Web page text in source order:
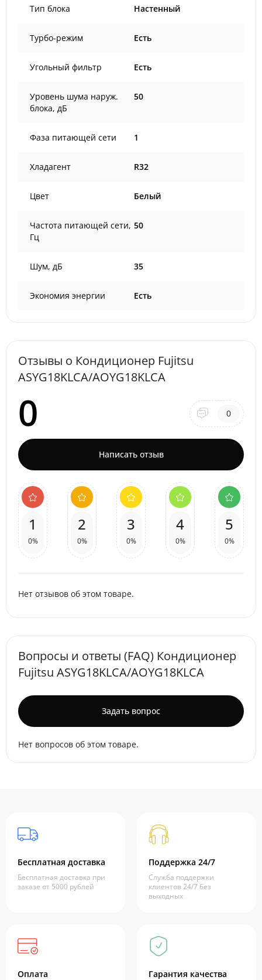
Тип блока Настенный
Турбо-режим Есть
Угольный фильтр Есть
Уровень шума наруж.
блока, дБ
50
Фаза питающей сети 1
Хладагент R32
Цвет Белый
Частота питающей сети,
Гц
50
Шум, дБ 35
Экономия энергии Есть
Отзывы о Кондиционер Fujitsu
ASYG18KLCA/AOYG18KLCA
0 0
Написать отзыв
1
0%
2
0%
3
0%
4
0%
5
0%
Нет отзывов об этом товаре.
Вопросы и ответы (FAQ) Кондиционер
Fujitsu ASYG18KLCA/AOYG18KLCA
Задать вопрос
Нет вопросов об этом товаре.
Бесплатная доставка
Бесплатная доставка при
заказе от 5000 рублей
Поддержка 24/7
Служба поддержки
клиентов 24/7 без
выходных
Оплата Гарантия качества